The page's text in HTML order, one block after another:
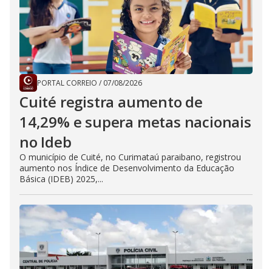
PORTAL CORREIO / 07/08/2026
Cuité registra aumento de
14,29% e supera metas nacionais
no Ideb
O município de Cuité, no Curimataú paraibano, registrou
aumento nos Índice de Desenvolvimento da Educação
Básica (IDEB) 2025,...